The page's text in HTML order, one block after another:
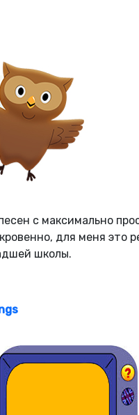
с максимально
для меня это
школы.